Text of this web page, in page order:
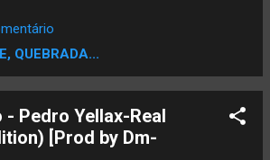
QUEBRADA...
- Pedro Yellax-Real
[Prod by Dm-